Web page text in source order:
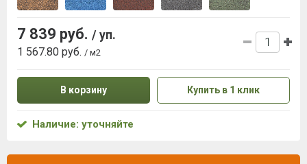
7 839 руб. / уп.
1 567.80 руб. / м2
В корзину Купить в 1 клик
Наличие: уточняйте